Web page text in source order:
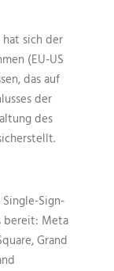
sich der
(EU-US
das auf
der
des
Sign-
bereit: Meta
Grand